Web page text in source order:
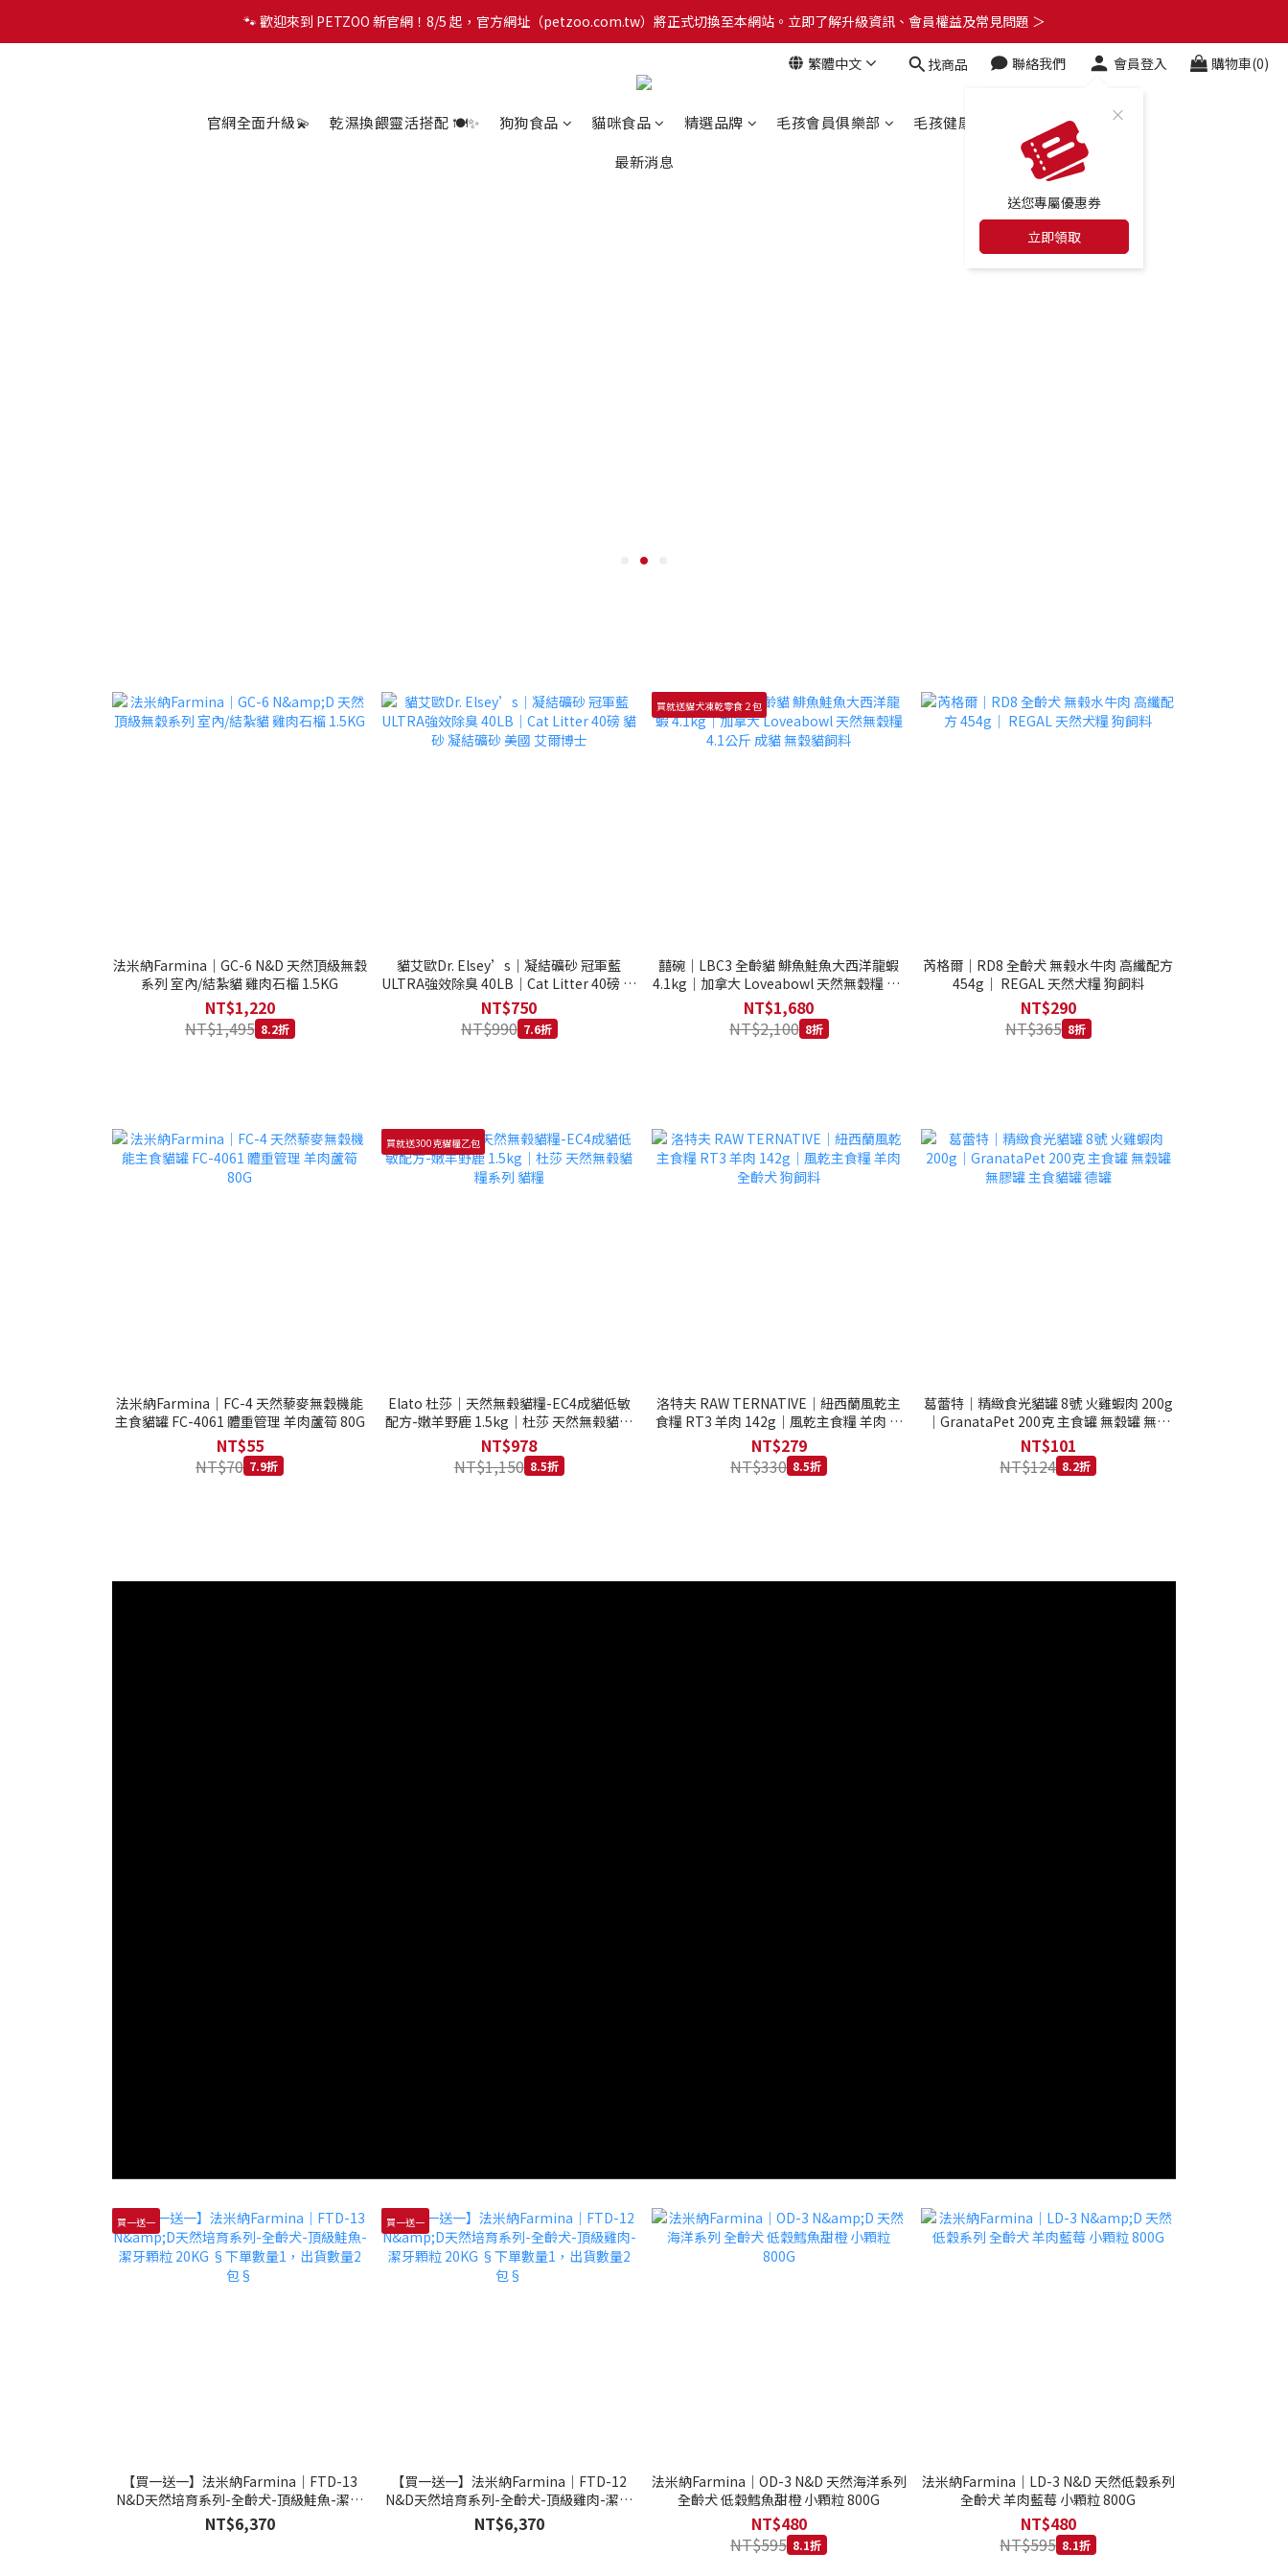
🐾 歡迎來到 PETZOO 新官網！8/5 起，官方網址（petzoo.com.tw）將正式切換至本網站。立即了解升級資訊、會員權益及常見問題 ＞
🐾 歡迎來到 PETZOO 新官網！8/5 起，官方網址（petzoo.com.tw）將正式切換至本網站。立即了解升級資訊、會員權益及常見問題 ＞
✨【新朋友見面禮】現在註冊即領 $100 購物金！全館滿 $1,500 享免運優惠 🎁
繁體中文 找商品 聯絡我們 會員登入
送您專屬優惠券
立即領取
購物車(0)
官網全面升級💫 乾濕換餵靈活搭配 🍽️✨ 狗狗食品 貓咪食品 精選品牌 毛孩會員俱樂部 毛孩健康百科
合作店家
最新消息
法米納Farmina｜GC-6 N&D 天然頂級無穀
系列 室內/結紮貓 雞肉石榴 1.5KG
NT$1,220
NT$1,495 8.2折
貓艾歐Dr. Elsey’s｜凝結礦砂 冠軍藍
ULTRA強效除臭 40LB｜Cat Litter 40磅 貓
砂 凝結礦砂 美國 艾爾博士
NT$750
NT$990 7.6折
買就送貓犬凍乾零食２包
囍碗｜LBC3 全齡貓 鯡魚鮭魚大西洋龍蝦
4.1kg｜加拿大 Loveabowl 天然無穀糧 4.1
公斤 成貓 無穀貓飼料
NT$1,680
NT$2,100 8折
芮格爾｜RD8 全齡犬 無榖水牛肉 高纖配方
454g｜ REGAL 天然犬糧 狗飼料
NT$290
NT$365 8折
法米納Farmina｜FC-4 天然藜麥無穀機能
主食貓罐 FC-4061 體重管理 羊肉蘆筍 80G
NT$55
NT$70 7.9折
買就送300克貓糧乙包
Elato 杜莎｜天然無榖貓糧-EC4成貓低敏
配方-嫩羊野鹿 1.5kg｜杜莎 天然無榖貓糧
系列 貓糧
NT$978
NT$1,150 8.5折
洛特夫 RAW TERNATIVE｜紐西蘭風乾主
食糧 RT3 羊肉 142g｜風乾主食糧 羊肉 全
齡犬 狗飼料
NT$279
NT$330 8.5折
葛蕾特｜精緻食光貓罐 8號 火雞蝦肉 200g
｜GranataPet 200克 主食罐 無穀罐 無膠
罐 主食貓罐 德罐
NT$101
NT$124 8.2折
買一送一
【買一送一】法米納Farmina｜FTD-13
N&D天然培育系列-全齡犬-頂級鮭魚-潔牙
顆粒 20KG §下單數量1，出貨數量2包§
NT$6,370
買一送一
【買一送一】法米納Farmina｜FTD-12
N&D天然培育系列-全齡犬-頂級雞肉-潔牙
顆粒 20KG §下單數量1，出貨數量2包§
NT$6,370
法米納Farmina｜OD-3 N&D 天然海洋系列
全齡犬 低穀鱈魚甜橙 小顆粒 800G
NT$480
NT$595 8.1折
法米納Farmina｜LD-3 N&D 天然低穀系列
全齡犬 羊肉藍莓 小顆粒 800G
NT$480
NT$595 8.1折